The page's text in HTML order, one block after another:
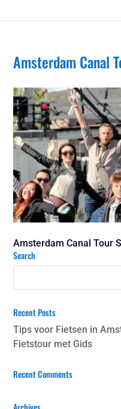
Amsterdam Canal
Amsterdam Canal Tour
Search
Recent Posts
Tips voor Fietsen in
Fietstour met Gids
Recent Comments